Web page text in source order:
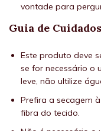
vontade para
Guia de
Este produto deve
se for necessário o
leve, não ultilize
Prefira a secagem
fibra do tecido.